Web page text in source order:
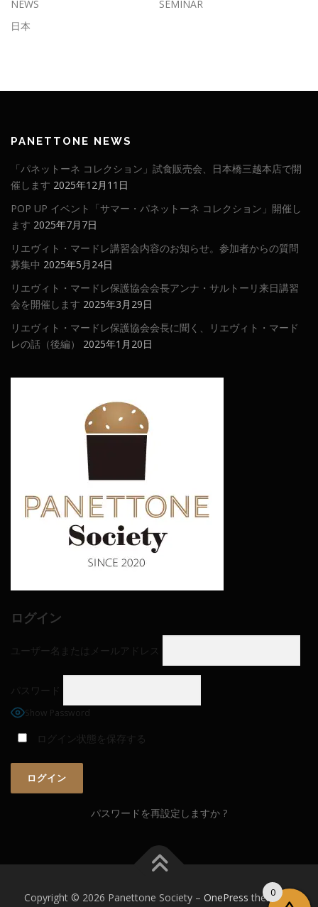
NEWS
SEMINAR
日本
PANETTONE NEWS
「パネットーネ コレクション」試食販売会、日本橋三越本店で開
催します 2025年12月11日
POP UP イベント「サマー・パネットーネ コレクション」開催し
ます 2025年7月7日
リエヴィト・マードレ講習会内容のお知らせ。参加者からの質問
募集中 2025年5月24日
リエヴィト・マードレ保護協会会長アンナ・サルトーリ来日講習
会を開催します 2025年3月29日
リエヴィト・マードレ保護協会会長に聞く、リエヴィト・マード
レの話（後編）
2025年1月20日
ログイン
ユーザー名またはメールアドレス
パスワード
Show Password
ログイン状態を保存する
パスワードを再設定しますか ?
Copyright © 2026 Panettone Society – OnePress theme by
0